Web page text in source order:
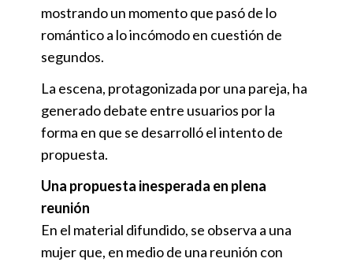
mostrando un momento que pasó de lo
romántico a lo incómodo en cuestión de
segundos.
La escena, protagonizada por una pareja, ha
generado debate entre usuarios por la
forma en que se desarrolló el intento de
propuesta.
Una propuesta inesperada en plena
reunión
En el material difundido, se observa a una
mujer que, en medio de una reunión con